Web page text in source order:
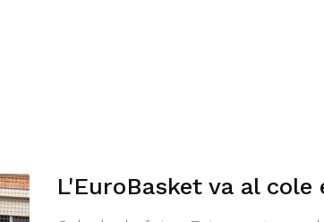
L'EuroBasket va al cole